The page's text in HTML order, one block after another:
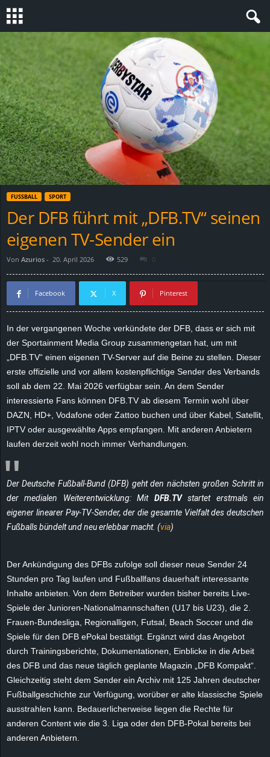
S
t
e
v
i
n
FUSSBALL SPORT
Der DFB führt mit „DFB.TV“ seinen
eigenen TV-Sender ein
Von Azurios - 20. April 2026 529 0
Facebook X Pinterest
In der vergangenen Woche verkündete der DFB, dass er sich mit
der Sportainment Media Group zusammengetan hat, um mit
„DFB.TV“ einen eigenen TV-Server auf die Beine zu stellen. Dieser
erste offizielle und vor allem kostenpflichtige Sender des Verbands
soll ab dem 22. Mai 2026 verfügbar sein. An dem Sender
interessierte Fans können DFB.TV ab diesem Termin wohl über
DAZN, HD+, Vodafone oder Zattoo buchen und über Kabel, Satellit,
IPTV oder ausgewählte Apps empfangen. Mit anderen Anbietern
laufen derzeit wohl noch immer Verhandlungen.
Der Deutsche Fußball-Bund (DFB) geht den nächsten großen Schritt in
der medialen Weiterentwicklung: Mit DFB.TVstartet erstmals ein
eigener linearer Pay-TV-Sender, der die gesamte Vielfalt des deutschen
Fußballs bündelt und neu erlebbar macht. (via)
Der Ankündigung des DFBs zufolge soll dieser neue Sender 24
Stunden pro Tag laufen und Fußballfans dauerhaft interessante
Inhalte anbieten. Von dem Betreiber wurden bisher bereits Live-
Spiele der Junioren-Nationalmannschaften (U17 bis U23), die 2.
Frauen-Bundesliga, Regionalligen, Futsal, Beach Soccer und die
Spiele für den DFB ePokal bestätigt. Ergänzt wird das Angebot
durch Trainingsberichte, Dokumentationen, Einblicke in die Arbeit
des DFB und das neue täglich geplante Magazin „DFB Kompakt“.
Gleichzeitig steht dem Sender ein Archiv mit 125 Jahren deutscher
Fußballgeschichte zur Verfügung, worüber er alte klassische Spiele
ausstrahlen kann. Bedauerlicherweise liegen die Rechte für
anderen Content wie die 3. Liga oder den DFB-Pokal bereits bei
anderen Anbietern.